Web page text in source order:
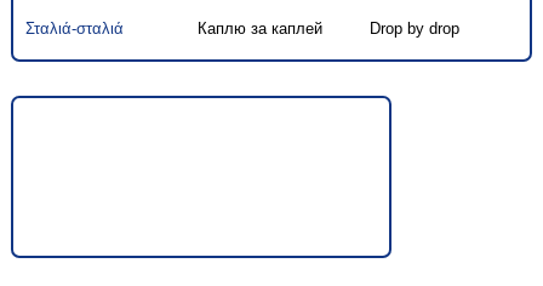
Σταλιά-σταλιά Каплю за каплей Drop by drop